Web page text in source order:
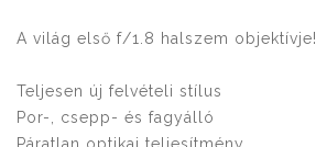
A világ első f/1.8 halszem objektívje!
Teljesen új felvételi stílus
Por-, csepp- és fagyálló